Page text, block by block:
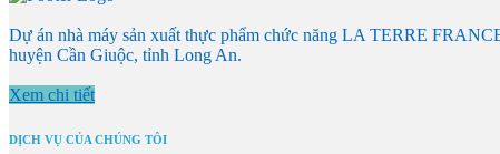
Dự án nhà máy sản xuất thực phẩm chức năng LA TERRE
huyện Cần Giuộc, tỉnh Long An.
Xem chi tiết
DỊCH VỤ CỦA CHÚNG TÔI